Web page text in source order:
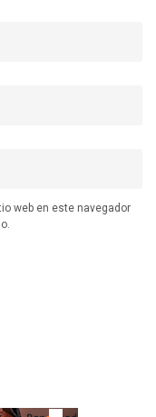
web en este navegador